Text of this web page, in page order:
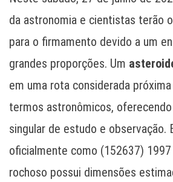
da astronomia e cientistas terão
para o firmamento devido a um
grandes proporções. Um
em uma rota considerada
termos astronômicos,
singular de estudo e observação.
oficialmente como (152637)
rochoso possui dimensões